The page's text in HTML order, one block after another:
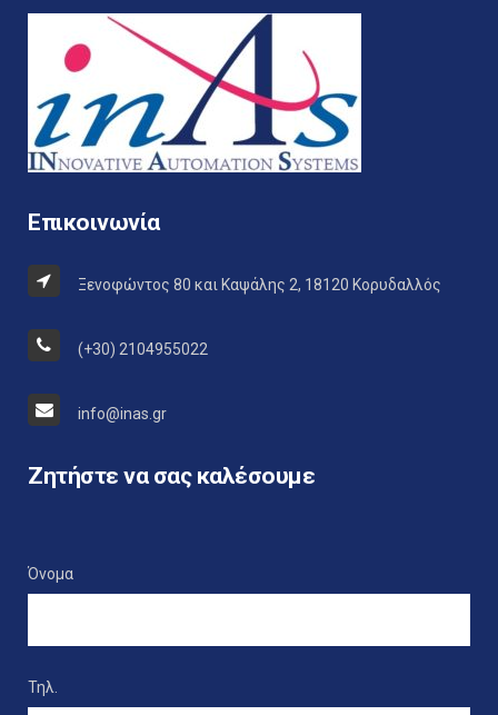
Επικοινωνία
Ξενοφώντος 80 και Καψάλης 2, 18120 Κορυδαλλός
(+30) 2104955022
info@inas.gr
Ζητήστε να σας καλέσουμε
Όνομα
Τηλ.